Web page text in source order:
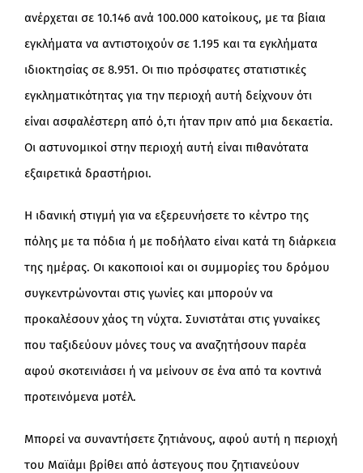
ανέρχεται σε 10.146 ανά 100.000 κατοίκους, με τα βίαια
εγκλήματα να αντιστοιχούν σε 1.195 και τα εγκλήματα
ιδιοκτησίας σε 8.951. Οι πιο πρόσφατες στατιστικές
εγκληματικότητας για την περιοχή αυτή δείχνουν ότι
είναι ασφαλέστερη από ό,τι ήταν πριν από μια δεκαετία.
Οι αστυνομικοί στην περιοχή αυτή είναι πιθανότατα
εξαιρετικά δραστήριοι.
Η ιδανική στιγμή για να εξερευνήσετε το κέντρο της
πόλης με τα πόδια ή με ποδήλατο είναι κατά τη διάρκεια
της ημέρας. Οι κακοποιοί και οι συμμορίες του δρόμου
συγκεντρώνονται στις γωνίες και μπορούν να
προκαλέσουν χάος τη νύχτα. Συνιστάται στις γυναίκες
που ταξιδεύουν μόνες τους να αναζητήσουν παρέα
αφού σκοτεινιάσει ή να μείνουν σε ένα από τα κοντινά
προτεινόμενα μοτέλ.
Μπορεί να συναντήσετε ζητιάνους, αφού αυτή η περιοχή
του Μαϊάμι βρίθει από άστεγους που ζητιανεύουν